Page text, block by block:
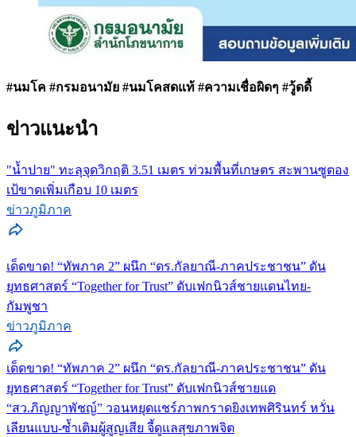
#นมโค #กรมอนามัย #นมโคสดแท้ #ความเชื่อผิดๆ #วู้ดดี้
ข่าวแนะนำ
"น้ำปาย" ทะลุจุดวิกฤติ 3.51 เมตร ท่วมพื้นที่เกษตร สะพานซูตอง
เป้ขาดเพิ่มเกือบ 10 เมตร
ข่าวภูมิภาค
เด็ดขาด! “ทัพภาค 2” ผนึก “ดร.กัลยาณี-ภาคประชาชน” ดัน
ยุทธศาสตร์ “Together for Trust” ดับเฟกนิวส์ชายแดนไทย-
กัมพูชา
ข่าวภูมิภาค
เด็ดขาด! “ทัพภาค 2” ผนึก “ดร.กัลยาณี-ภาคประชาชน” ดัน
ยุทธศาสตร์ “Together for Trust” ดับเฟกนิวส์ชายแด
“สว.ภิญญาพัชญ์” วอนหยุดแชร์ภาพกราดยิงเทพศิรินทร์ หวั่น
เลียนแบบ-ซ้ำเติมผู้สูญเสีย จี้ดูแลสุขภาพจิต